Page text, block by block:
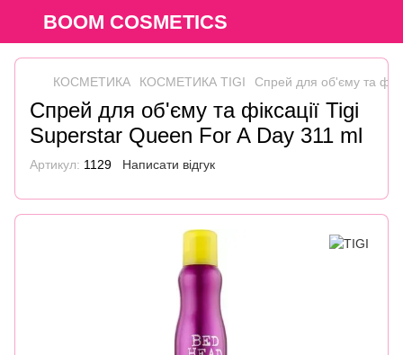
BOOM COSMETICS
КОСМЕТИКА КОСМЕТИКА TIGI Спрей для об'єму та
Спрей для об'єму та фіксації Tigi
Superstar Queen For A Day 311 ml
Артикул: 1129 Написати відгук